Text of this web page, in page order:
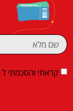
קראתי והסכמתי ל